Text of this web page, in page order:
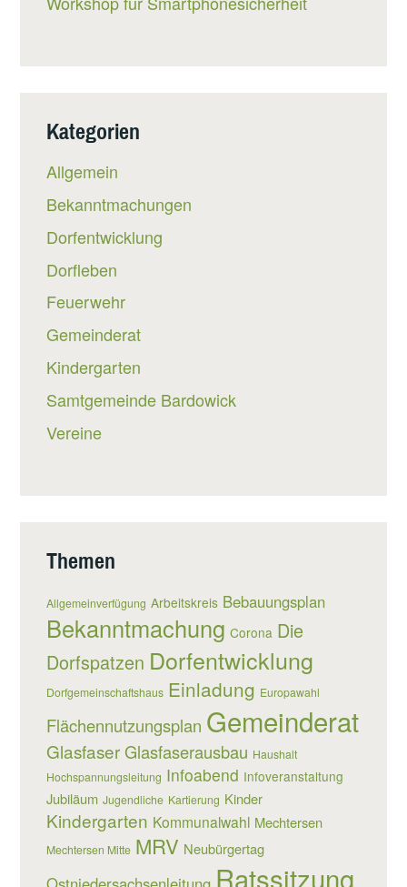
Kategorien
Allgemein
Bekanntmachungen
Dorfentwicklung
Dorfleben
Feuerwehr
Gemeinderat
Kindergarten
Samtgemeinde Bardowick
Vereine
Themen
Allgemeinverfügung Arbeitskreis Bebauungsplan
Bekanntmachung Corona Die
Dorfspatzen Dorfentwicklung
Dorfgemeinschaftshaus Einladung Europawahl
Flächennutzungsplan Gemeinderat
Glasfaser Glasfaserausbau Haushalt
Hochspannungsleitung Infoabend Infoveranstaltung
Jubiläum Jugendliche Kartierung Kinder
Kindergarten Kommunalwahl Mechtersen
Mechtersen Mitte MRV Neubürgertag
Ratssitzung